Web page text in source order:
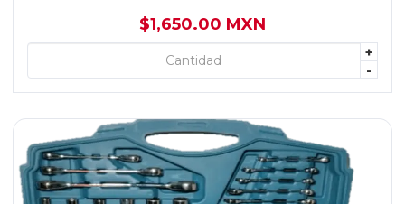
$1,650.00 MXN
+
-
+ AGREGAR